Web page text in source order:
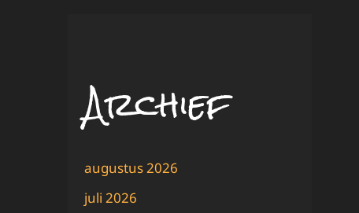
Archief
augustus 2026
juli 2026